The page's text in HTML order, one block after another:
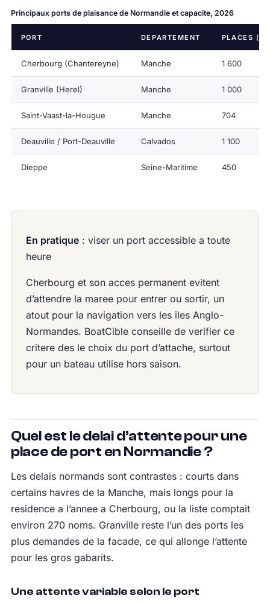
Principaux ports de plaisance de Normandie et capacite, 2026
PORT DEPARTEMENT PLACES
Cherbourg (Chantereyne) Manche 1 600
Granville (Herel) Manche 1 000
Saint-Vaast-la-Hougue Manche 704
Deauville / Port-Deauville Calvados 1 100
Dieppe Seine-Maritime 450
En pratique: viser un port accessible a toute
heure
Cherbourg et son acces permanent evitent
d’attendre la maree pour entrer ou sortir, un
atout pour la navigation vers les iles Anglo-
Normandes. BoatCible conseille de verifier ce
critere des le choix du port d’attache, surtout
pour un bateau utilise hors saison.
Quel est le delai d’attente pour une
place de port en Normandie ?
Les delais normands sont contrastes : courts dans
certains havres de la Manche, mais longs pour la
residence a l’annee a Cherbourg, ou la liste comptait
environ 270 noms. Granville reste l’un des ports les
plus demandes de la facade, ce qui allonge l’attente
pour les gros gabarits.
Une attente variable selon le port